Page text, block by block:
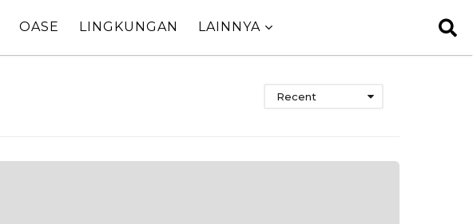
OASE LINGKUNGAN LAINNYA
Recent